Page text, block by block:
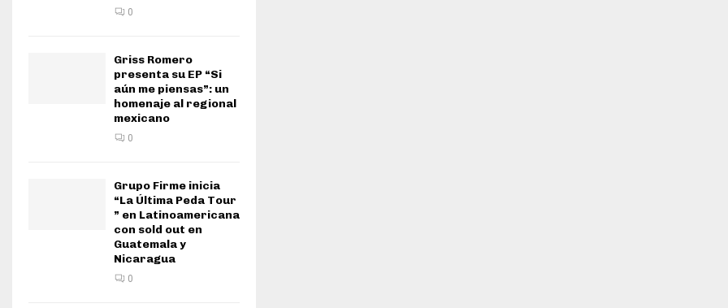
0
Griss Romero
presenta su EP “Si
aún me piensas”: un
homenaje al regional
mexicano
0
Grupo Firme inicia
“La Última Peda Tour
” en Latinoamericana
con sold out en
Guatemala y
Nicaragua
0